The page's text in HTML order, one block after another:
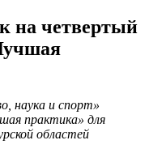
на четвертый
наука и спорт»
практика» для
областей